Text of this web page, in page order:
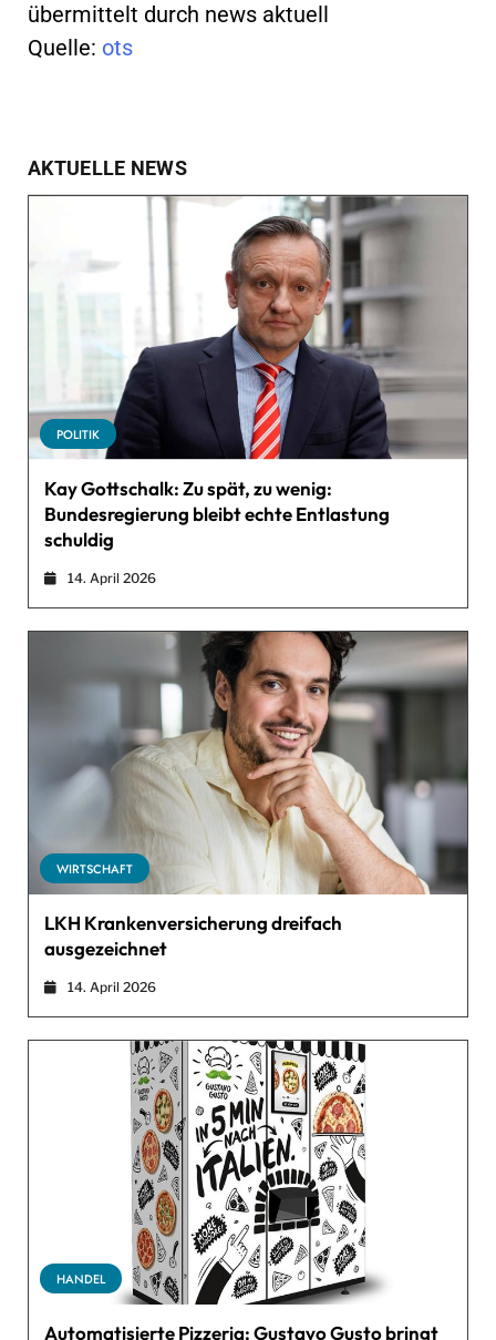
übermittelt durch news aktuell
Quelle: ots
AKTUELLE NEWS
POLITIK
Kay Gottschalk: Zu spät, zu wenig:
Bundesregierung bleibt echte Entlastung
schuldig
14. April 2026
WIRTSCHAFT
LKH Krankenversicherung dreifach
ausgezeichnet
14. April 2026
HANDEL
Automatisierte Pizzeria: Gustavo Gusto bringt